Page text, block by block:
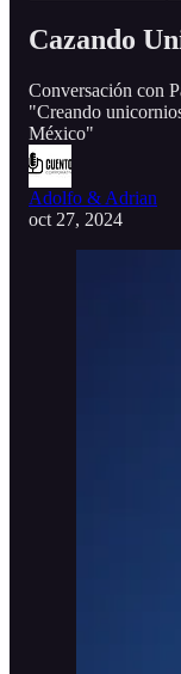
Cazando
Conversación con
"Creando
México"
Adolfo & Adrian
oct 27, 2024